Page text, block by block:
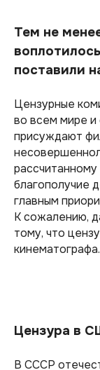
Тем не
поставили
Цензурные
во всем мире и
присуждают
благополучие
главным
К сожалению,
тому, что
кинематографа.
Цензура в
В СССР